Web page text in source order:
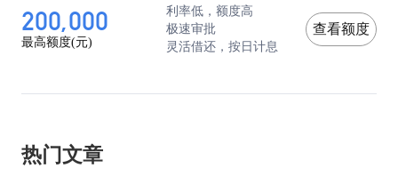
200,000
最高额度(元)
利率低，额度高
极速审批
灵活借还，按日计息
查看额度
热门文章